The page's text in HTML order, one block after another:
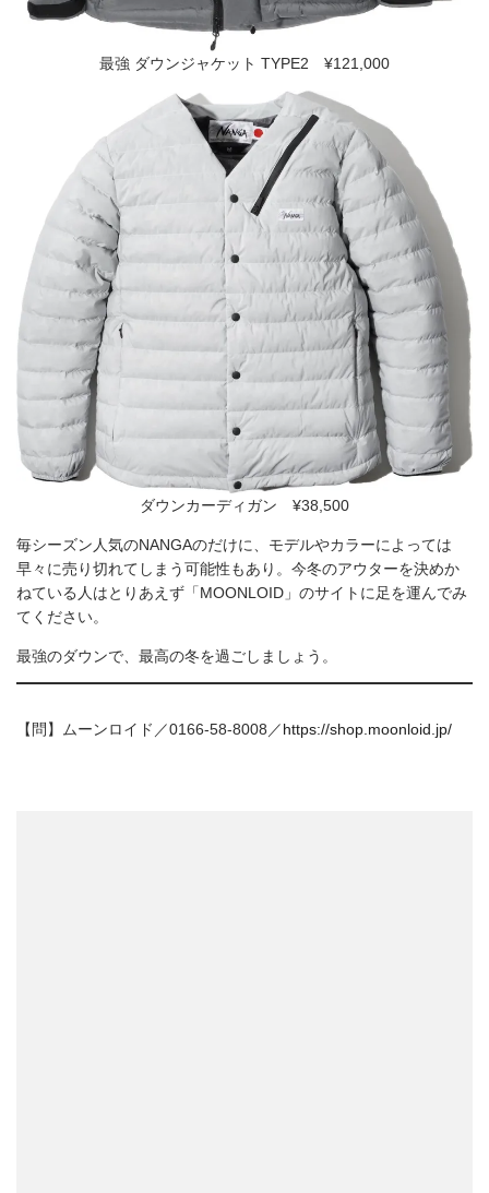
最強 ダウンジャケット TYPE2 ¥121,000
ダウンカーディガン ¥38,500
毎シーズン人気のNANGAのだけに、モデルやカラーによっては
早々に売り切れてしまう可能性もあり。今冬のアウターを決めか
ねている人はとりあえず「MOONLOID」のサイトに足を運んでみ
てください。
最強のダウンで、最高の冬を過ごしましょう。
【問】ムーンロイド／0166-58-8008／https://shop.moonloid.jp/